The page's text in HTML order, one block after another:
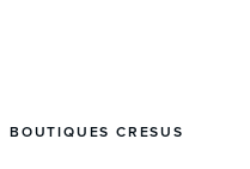
BOUTIQUES CRESUS